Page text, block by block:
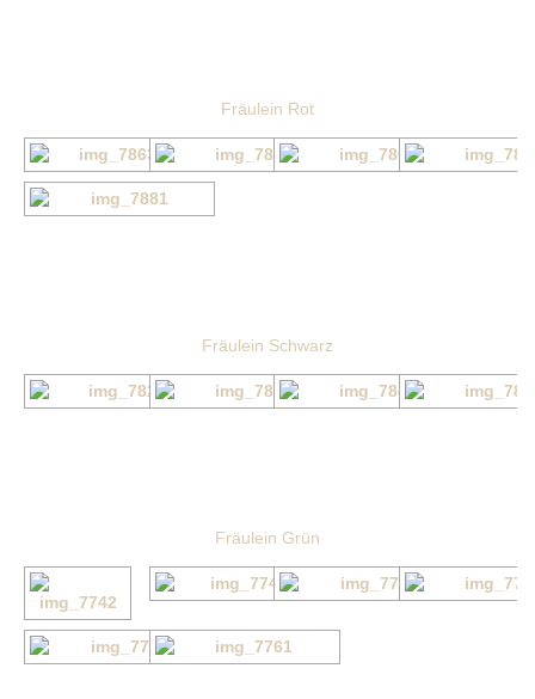
Fräulein Rot
Fräulein Schwarz
Fräulein Grün